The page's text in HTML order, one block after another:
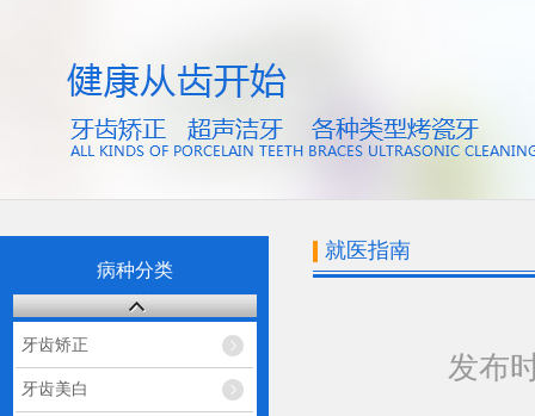
病种分类
牙齿矫正
牙齿美白
就医指南
发布